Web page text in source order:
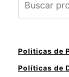
Politicas de
Políticas de